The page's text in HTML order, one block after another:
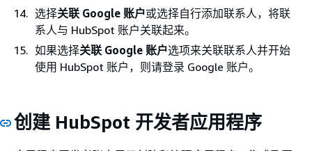
选择关联 Google 账户或选择自行添加联系人，将联
系人与 HubSpot 账户关联起来。
如果选择关联 Google 账户选项来关联联系人并开始
使用 HubSpot 账户，则请登录 Google 账户。
创建 HubSpot 开发者应用程序